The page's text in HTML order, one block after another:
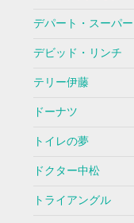
デパート・スーパー
デビッド・リンチ
テリー伊藤
ドーナツ
トイレの夢
ドクター中松
トライアングル